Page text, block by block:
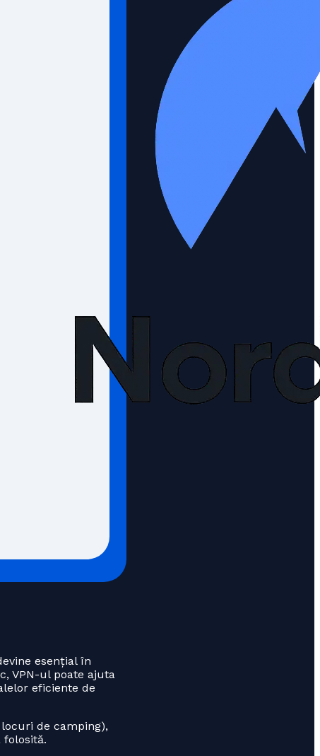
esențial în
VPN-ul poate ajuta
eficiente de
de camping),